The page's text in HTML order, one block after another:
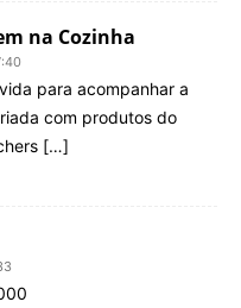
na Cozinha
para acompanhar a
com produtos do
[…]